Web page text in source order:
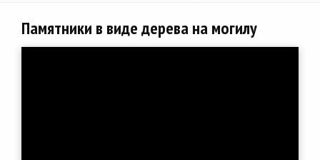
Памятники в виде дерева на могилу